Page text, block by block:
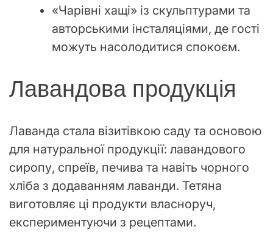
«Чарівні хащі» із скульптурами та
авторськими інсталяціями, де гості
можуть насолодитися спокоєм.
Лавандова продукція
Лаванда стала візитівкою саду та основою
для натуральної продукції: лавандового
сиропу, спреїв, печива та навіть чорного
хліба з додаванням лаванди. Тетяна
виготовляє ці продукти власноруч,
експериментуючи з рецептами.